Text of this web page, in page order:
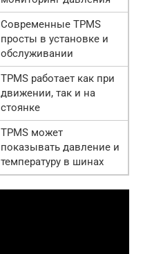
Современные TPMS
просты в установке и
обслуживании
TPMS работает как при
движении, так и на
стоянке
TPMS может
показывать давление и
температуру в шинах